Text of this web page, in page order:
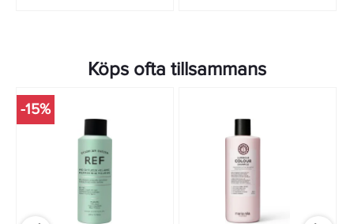
Köps ofta tillsammans
-15%